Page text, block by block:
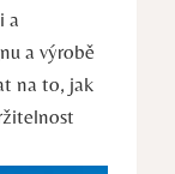
a
a výrobě
na to, jak